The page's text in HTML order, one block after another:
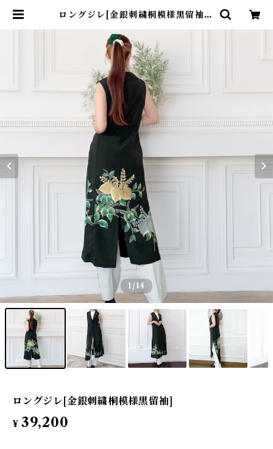
ロングジレ[金銀刺繍桐模様黒留袖] |
1/14
ロングジレ[金銀刺繍桐模様黒留袖]
¥ 39,200